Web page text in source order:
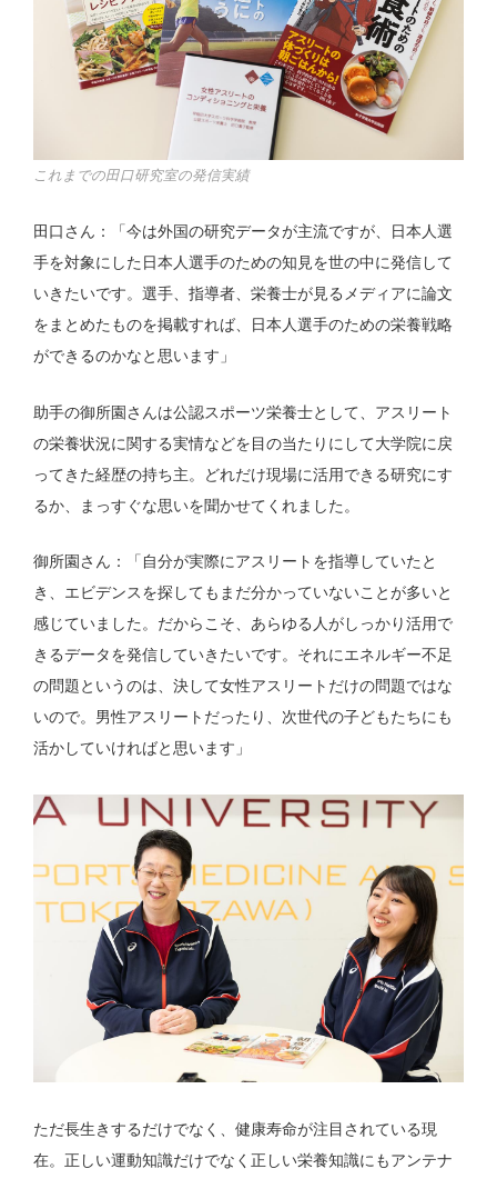
これまでの田口研究室の発信実績
田口さん：「今は外国の研究データが主流ですが、日本人選
手を対象にした日本人選手のための知見を世の中に発信して
いきたいです。選手、指導者、栄養士が見るメディアに論文
をまとめたものを掲載すれば、日本人選手のための栄養戦略
ができるのかなと思います」
助手の御所園さんは公認スポーツ栄養士として、アスリート
の栄養状況に関する実情などを目の当たりにして大学院に戻
ってきた経歴の持ち主。どれだけ現場に活用できる研究にす
るか、まっすぐな思いを聞かせてくれました。
御所園さん：「自分が実際にアスリートを指導していたと
き、エビデンスを探してもまだ分かっていないことが多いと
感じていました。だからこそ、あらゆる人がしっかり活用で
きるデータを発信していきたいです。それにエネルギー不足
の問題というのは、決して女性アスリートだけの問題ではな
いので。男性アスリートだったり、次世代の子どもたちにも
活かしていければと思います」
ただ長生きするだけでなく、健康寿命が注目されている現
在。正しい運動知識だけでなく正しい栄養知識にもアンテナ